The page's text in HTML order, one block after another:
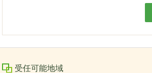
受任可能地域